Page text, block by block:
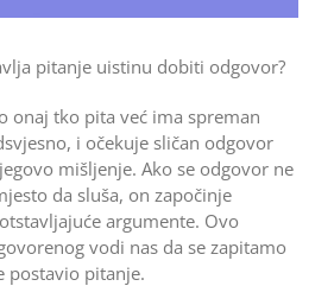
pitanje uistinu dobiti odgovor?
onaj tko pita već ima spreman
i očekuje sličan odgovor
mišljenje. Ako se odgovor ne
da sluša, on započinje
argumente. Ovo
vodi nas da se zapitamo
postavio pitanje.